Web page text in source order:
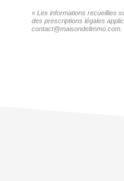
« Les informations recueillies
des prescriptions légales